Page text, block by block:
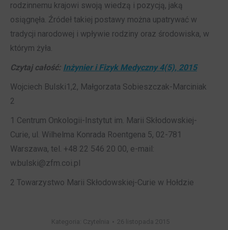
rodzinnemu krajowi swoją wiedzą i pozycją, jaką
osiągnęła. Źródeł takiej postawy można upatrywać w
tradycji narodowej i wpływie rodziny oraz środowiska, w
którym żyła.
Czytaj całość: Inżynier i Fizyk Medyczny 4(5), 2015
Wojciech Bulski1,2, Małgorzata Sobieszczak-Marciniak
2
1 Centrum Onkologii-Instytut im. Marii Skłodowskiej-
Curie, ul. Wilhelma Konrada Roentgena 5, 02-781
Warszawa, tel. +48 22 546 20 00, e-mail:
w.bulski@zfm.coi.pl
2 Towarzystwo Marii Skłodowskiej-Curie w Hołdzie
Kategoria: Czytelnia 26 listopada 2015